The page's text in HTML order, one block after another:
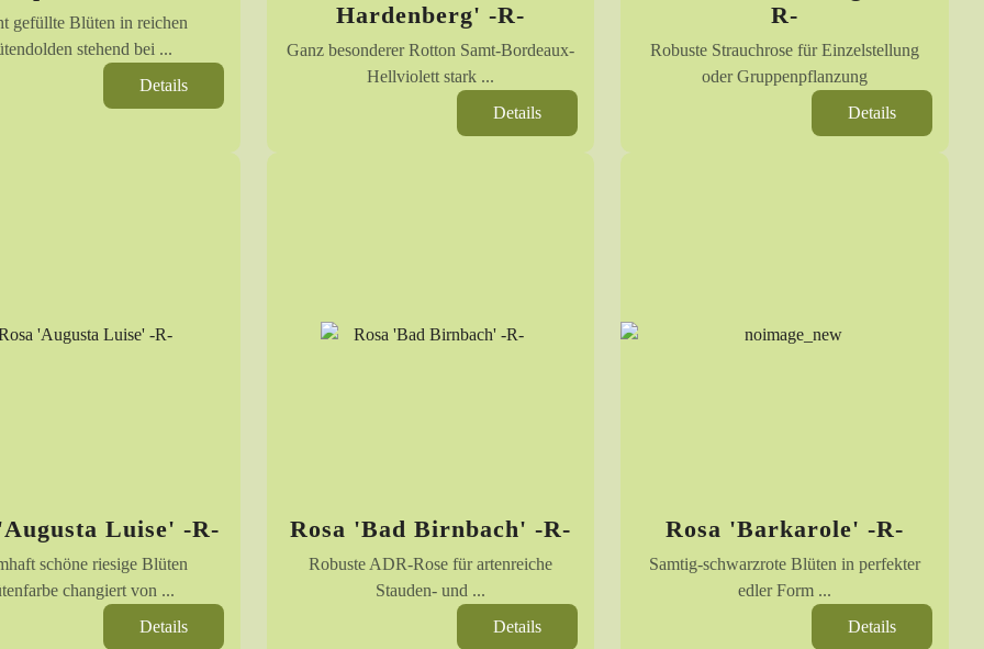
gefüllte Blüten in reichen
stehend bei ...
Details
Hardenberg' -R-
Ganz besonderer Rotton Samt-Bordeaux-
Hellviolett stark ...
Details
R-
Robuste Strauchrose für Einzelstellung
oder Gruppenpflanzung
Details
Luise' -R-
schöne riesige Blüten
changiert von ...
Details
Rosa 'Bad Birnbach' -R-
Robuste ADR-Rose für artenreiche
Stauden- und ...
Details
Rosa 'Barkarole' -R-
Samtig-schwarzrote Blüten in perfekter
edler Form ...
Details